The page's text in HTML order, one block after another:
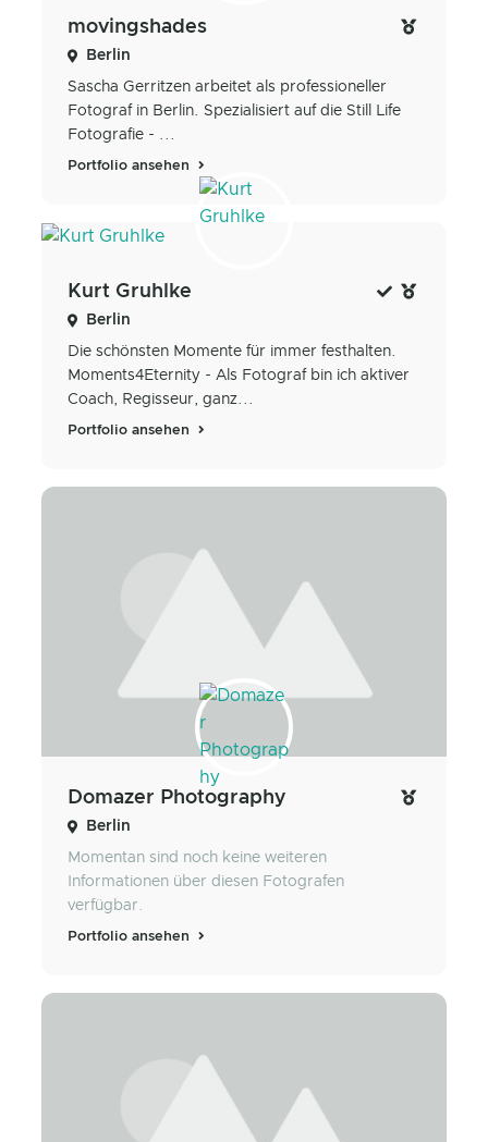
movingshades
Berlin
Sascha Gerritzen arbeitet als professioneller
Fotograf in Berlin. Spezialisiert auf die Still Life
Fotografie - ...
Portfolio ansehen
Kurt Gruhlke
Berlin
Die schönsten Momente für immer festhalten.
Moments4Eternity - Als Fotograf bin ich aktiver
Coach, Regisseur, ganz...
Portfolio ansehen
Domazer Photography
Berlin
Momentan sind noch keine weiteren
Informationen über diesen Fotografen
verfügbar.
Portfolio ansehen